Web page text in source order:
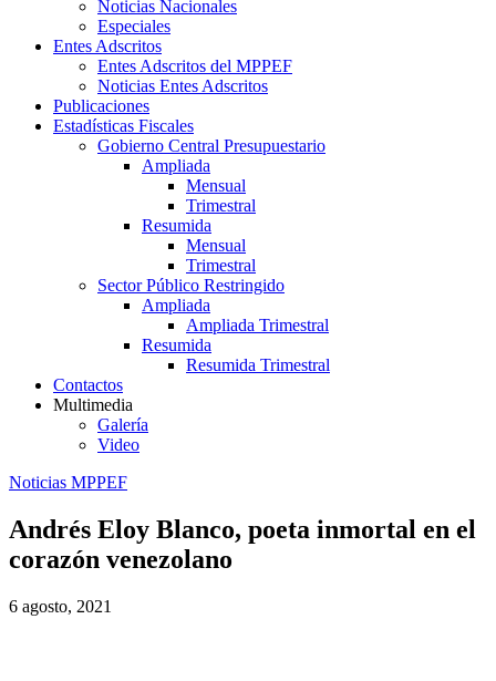
Noticias Nacionales
Especiales
Entes Adscritos
Entes Adscritos del MPPEF
Noticias Entes Adscritos
Publicaciones
Estadísticas Fiscales
Gobierno Central Presupuestario
Ampliada
Mensual
Trimestral
Resumida
Mensual
Trimestral
Sector Público Restringido
Ampliada
Ampliada Trimestral
Resumida
Resumida Trimestral
Contactos
Multimedia
Galería
Video
Noticias MPPEF
Andrés Eloy Blanco, poeta inmortal en el
corazón venezolano
6 agosto, 2021